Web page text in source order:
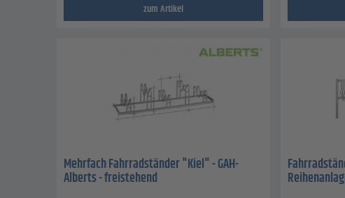
zum Artikel
Mehrfach Fahrradständer "Kiel" - GAH-
Alberts - freistehend